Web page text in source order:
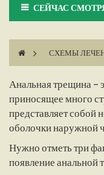
СЕЙЧАС
> СХЕМЫ
Анальная трещина –
приносящее много
представляет собой
оболочки наружной
Нужно отметь три
появление анальной